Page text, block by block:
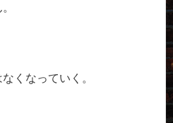
くなっていく。